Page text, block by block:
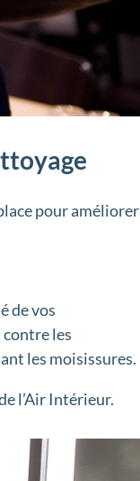
pour améliorer
de vos
les
les moisissures.
l’Air Intérieur.